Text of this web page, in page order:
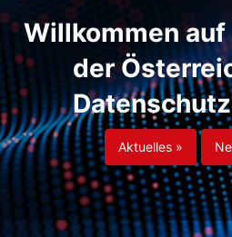
Willkommen
der
Aktuelles »